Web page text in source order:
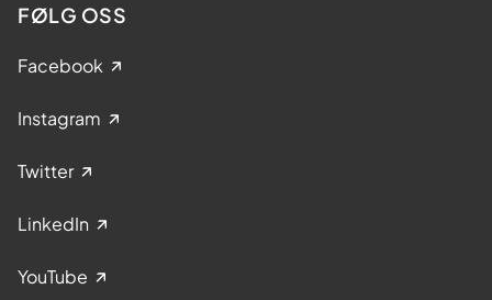
FØLG OSS
Facebook
Instagram
Twitter
LinkedIn
YouTube